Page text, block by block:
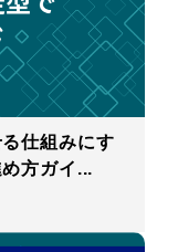
仕組みにす
方ガイ...